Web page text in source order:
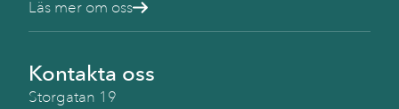
Läs mer om oss
Kontakta oss
Storgatan 19